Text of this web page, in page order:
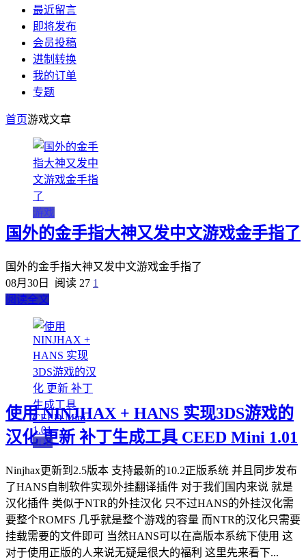
最近留言
即将发布
会员投稿
进制转换
我的订单
专题
首页游戏文章
游戏
国外的金手指大神又发中文游戏金手指了
国外的金手指大神又发中文游戏金手指了
08月30日
阅读 27 1
阅读全文
3DS
使用 NINJHAX + HANS 实现3DS游戏的
汉化 更新 补丁生成工具 CEED Mini 1.01
Ninjhax更新到2.5版本 支持最新的10.2正版系统 并且同步发布
了HANS自制软件实现外挂翻译插件 对于我们国内来说 就是
汉化插件 类似于NTR的外挂汉化 只不过HANS的外挂汉化需
要整个ROMFS 几乎就是整个游戏的容量 而NTR的汉化只需要
挂载需要的文件即可 当然HANS可以在高版本系统下使用 这
对于使用正版的人来说无疑是很大的福利 这里先来看下...